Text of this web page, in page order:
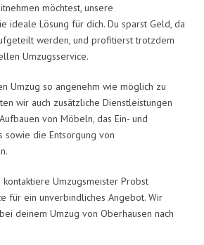
möchtest, unsere
ideale Lösung für dich. Du sparst Geld, da
werden, und profitierst trotzdem
Umzugsservice.
Umzug so angenehm wie möglich zu
wir auch zusätzliche Dienstleistungen
von Möbeln, das Ein- und
sowie die Entsorgung von
Umzugsmeister Probst
für ein unverbindliches Angebot. Wir
deinem Umzug von Oberhausen nach